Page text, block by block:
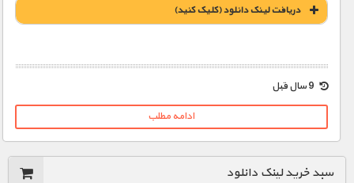
دریافت لينک دانلود (کليک کنيد)
1900 تومان – خريد لينک دانلود (افزودن به سبد خريد)
ادامه مطلب
سبد خرید لینک دانلود